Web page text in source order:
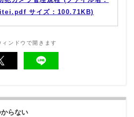
サイズ：100.71KB)
ンドウで開きます
らない